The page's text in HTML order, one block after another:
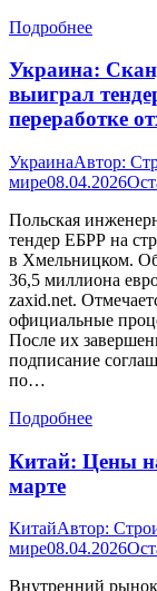
Подробнее
Украина:
выиграл
переработке
УкраинаАвтор:
мире08.04.2026
Польская
тендер ЕБРР на
в Хмельницком.
36,5 миллиона
zaxid.net.
официальные
После их
подписание
по…
Подробнее
Китай: Цены
марте
КитайАвтор:
мире08.04.2026
Внутренний рынок